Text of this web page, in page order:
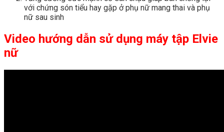
với chứng són tiểu hay gặp ở phụ nữ mang thai và phụ
nữ sau sinh
Video hướng dẫn sử dụng máy tập Elvie
nữ